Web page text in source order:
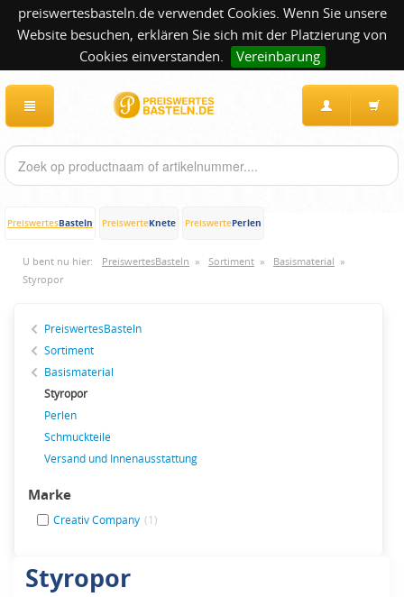
preiswertesbasteln.de verwendet Cookies. Wenn Sie unsere
Website besuchen, erklären Sie sich mit der Platzierung von
Cookies einverstanden.
Vereinbarung
PreiswertesBasteln PreiswerteKnete PreiswertePerlen
U bent nu hier: PreiswertesBasteln » Sortiment » Basismaterial »
Styropor
PreiswertesBasteln
Sortiment
Basismaterial
Styropor
Perlen
Schmuckteile
Versand und Innenausstattung
Marke
Creativ Company (1)
Styropor